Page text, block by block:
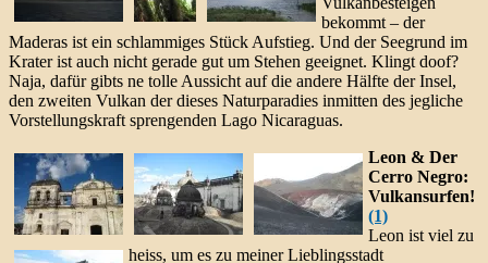
bekommt – der
Maderas ist ein schlammiges Stück Aufstieg. Und der Seegrund im
Krater ist auch nicht gerade gut um Stehen geeignet. Klingt doof?
Naja, dafür gibts ne tolle Aussicht auf die andere Hälfte der Insel,
den zweiten Vulkan der dieses Naturparadies inmitten des jegliche
Vorstellungskraft sprengenden Lago Nicaraguas.
Leon & Der
Cerro Negro:
Vulkansurfen!
(1)
Leon ist viel zu
heiss, um es zu meiner Lieblingsstadt